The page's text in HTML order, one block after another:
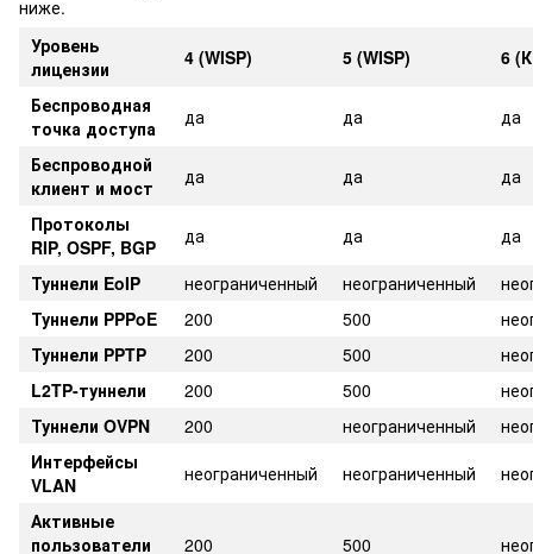
ниже.
Уровень
лицензии
4 (WISP) 5 (WISP)
6
Беспроводная
точка доступа
да да
да
Беспроводной
клиент и мост
да да
да
Протоколы
RIP, OSPF, BGP
да да
да
Туннели EoIP
неограниченный неограниченный
Туннели PPPoE
200 500
Туннели PPTP
200 500
L2TP-туннели
200 500
Туннели OVPN
200 неограниченный
Интерфейсы
VLAN
неограниченный неограниченный
Активные
пользователи
200 500